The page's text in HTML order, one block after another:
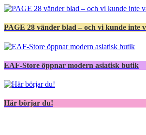
PAGE 28 vänder blad – och vi kunde inte
EAF-Store öppnar modern asiatisk butik
Här börjar du!